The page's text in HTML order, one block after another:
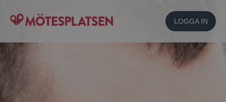
LOGGA IN